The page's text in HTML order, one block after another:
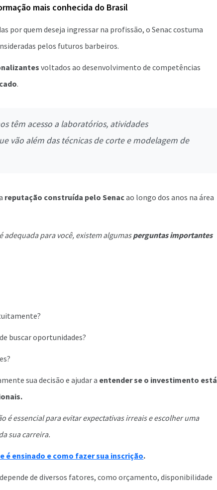
mais conhecida do Brasil
por quem deseja ingressar na profissão, o Senac costuma
pelos futuros barbeiros.
voltados ao desenvolvimento de competências
.
têm acesso a laboratórios, atividades
vão além das técnicas de corte e modelagem de
reputação construída pelo Senacao longo dos anos na área
adequada para você, existem algumasperguntas importantes
buscar oportunidades?
sua decisão e ajudar a entender se o investimento está
é essencial para evitar expectativas irreais e escolher uma
sua carreira.
é ensinado e como fazer sua inscrição.
de diversos fatores, como orçamento, disponibilidade